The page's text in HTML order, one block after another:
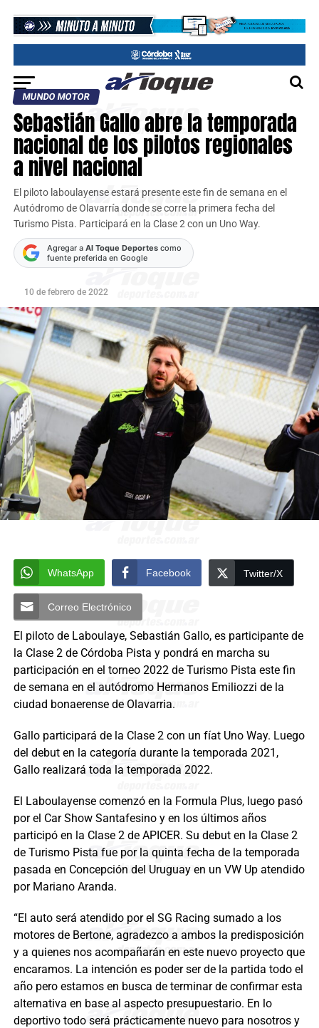
MUNDO MOTOR
Sebastián Gallo abre la temporada
nacional de los pilotos regionales
a nivel nacional
El piloto laboulayense estará presente este fin de semana en el
Autódromo de Olavarría donde se corre la primera fecha del
Turismo Pista. Participará en la Clase 2 con un Uno Way.
Agregar a Al Toque Deportescomo
fuente preferida en Google
10 de febrero de 2022
WhatsApp Facebook Twitter/X
Correo Electrónico
El piloto de Laboulaye, Sebastián Gallo, es participante de
la Clase 2 de Córdoba Pista y pondrá en marcha su
participación en el torneo 2022 de Turismo Pista este fin
de semana en el autódromo Hermanos Emiliozzi de la
ciudad bonaerense de Olavarria.
Gallo participará de la Clase 2 con un fíat Uno Way. Luego
del debut en la categoría durante la temporada 2021,
Gallo realizará toda la temporada 2022.
El Laboulayense comenzó en la Formula Plus, luego pasó
por el Car Show Santafesino y en los últimos años
participó en la Clase 2 de APICER. Su debut en la Clase 2
de Turismo Pista fue por la quinta fecha de la temporada
pasada en Concepción del Uruguay en un VW Up atendido
por Mariano Aranda.
“El auto será atendido por el SG Racing sumado a los
motores de Bertone, agradezco a ambos la predisposición
y a quienes nos acompañarán en este nuevo proyecto que
encaramos. La intención es poder ser de la partida todo el
año pero estamos en busca de terminar de confirmar esta
alternativa en base al aspecto presupuestario. En lo
deportivo todo será prácticamente nuevo para nosotros y